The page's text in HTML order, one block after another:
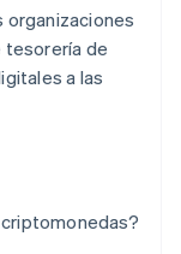
organizaciones
tesorería de
a las